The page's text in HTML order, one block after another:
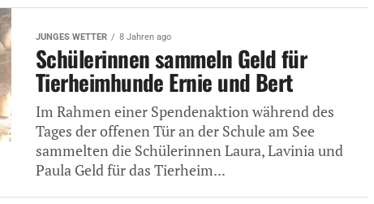
JUNGES WETTER 8 Jahren ago
Schülerinnen sammeln Geld für
Tierheimhunde Ernie und Bert
Im Rahmen einer Spendenaktion während des
Tages der offenen Tür an der Schule am See
sammelten die Schülerinnen Laura, Lavinia und
Paula Geld für das Tierheim...